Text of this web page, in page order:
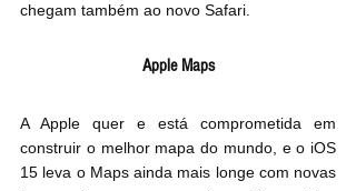
chegam também ao novo Safari.
Apple Maps
A Apple quer e está comprometida em
construir o melhor mapa do mundo, e o iOS
15 leva o Maps ainda mais longe com novas